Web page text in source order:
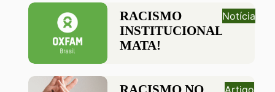
RACISMO
INSTITUCIONAL
MATA!
Notícia
Artigo